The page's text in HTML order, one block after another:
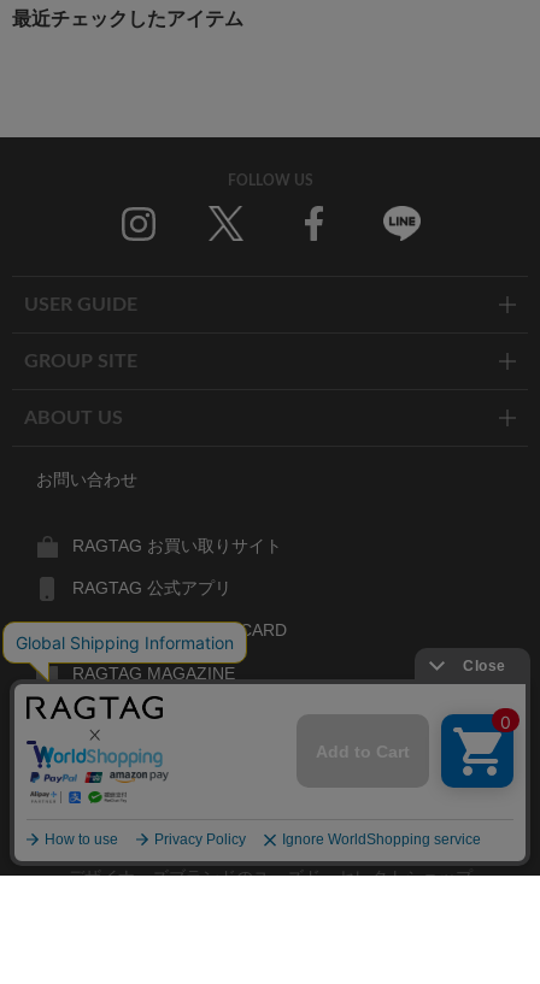
最近チェックしたアイテム
FOLLOW US
USER GUIDE
GROUP SITE
ABOUT US
お問い合わせ
RAGTAG お買い取りサイト
RAGTAG 公式アプリ
RAGTAG MEMBER'S CARD
RAGTAG MAGAZINE
RAGTAG Global
RAGTAG
デザイナーズブランドのユーズド・セレクトショップ